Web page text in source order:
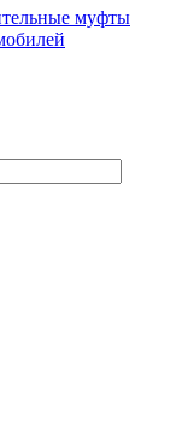
муфты